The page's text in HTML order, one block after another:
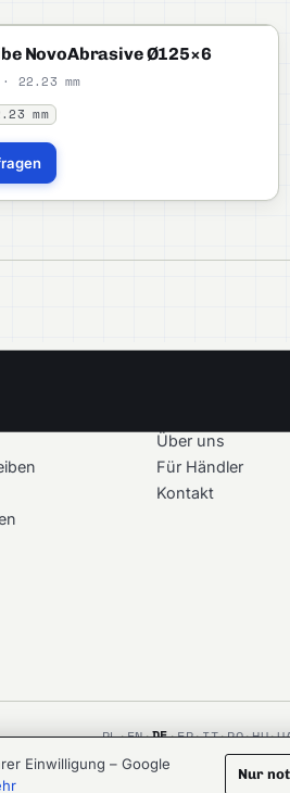
NOVOABRASIVE
NovoAbrasive Ø125×6
22.23 mm
mm
Über uns
Für Händler
Kontakt
PL·EN·DE·FR·IT·RO·HU·
ATLOOMREACH.AIAGENCY
Einwilligung – Google
Nur